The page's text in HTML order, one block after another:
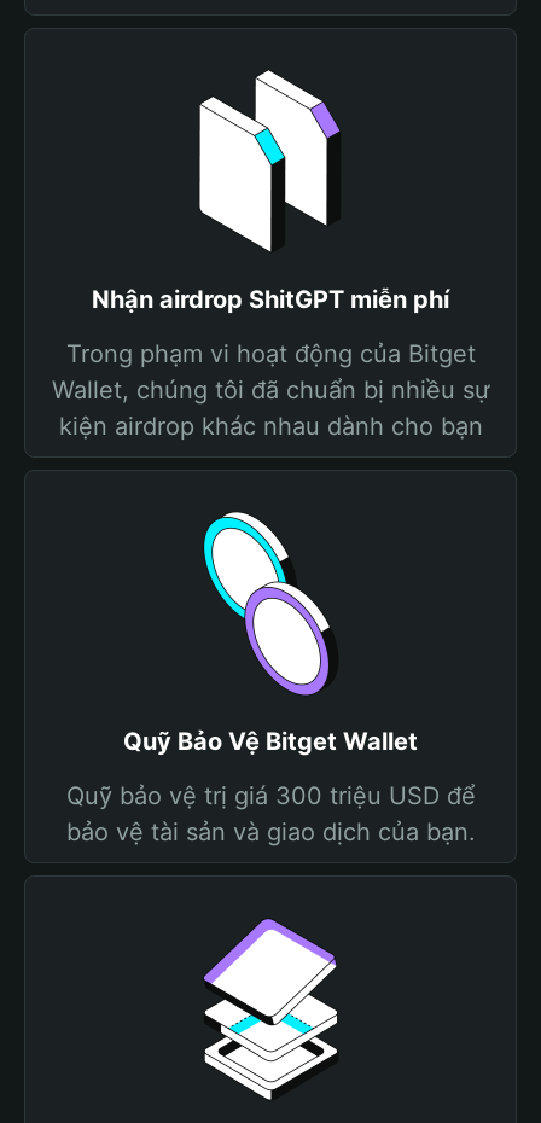
Nhận airdrop ShitGPT miễn phí
Trong phạm vi hoạt động của Bitget
Wallet, chúng tôi đã chuẩn bị nhiều sự
kiện airdrop khác nhau dành cho bạn
Quỹ Bảo Vệ Bitget Wallet
Quỹ bảo vệ trị giá 300 triệu USD để
bảo vệ tài sản và giao dịch của bạn.